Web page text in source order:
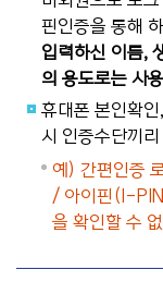
핀인증을 통해
입력하신 이름,
의 용도로는 사
휴대폰 본인확
시 인증수단끼
예) 간편인증
/ 아이핀(I-
을 확인할 수